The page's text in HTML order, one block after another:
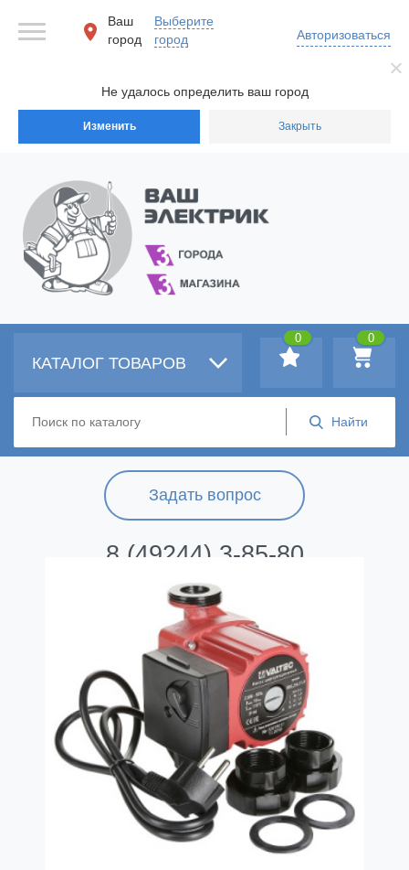
Не удалось определить ваш город
Изменить Закрыть
Ваш
город
Выберите
город
Авторизоваться
Задать вопрос
8 (49244) 3-85-80
КАТАЛОГ ТОВАРОВ
0
0